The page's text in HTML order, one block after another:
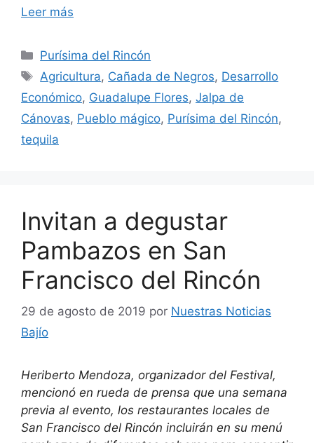
Leer más
Categorías
Purísima del Rincón
Etiquetas
Agricultura, Cañada de Negros, Desarrollo
Económico, Guadalupe Flores, Jalpa de
Cánovas, Pueblo mágico, Purísima del Rincón,
tequila
Invitan a degustar
Pambazos en San
Francisco del Rincón
29 de agosto de 2019 por Nuestras Noticias
Bajío
Heriberto Mendoza, organizador del Festival,
mencionó en rueda de prensa que una semana
previa al evento, los restaurantes locales de
San Francisco del Rincón incluirán en su menú